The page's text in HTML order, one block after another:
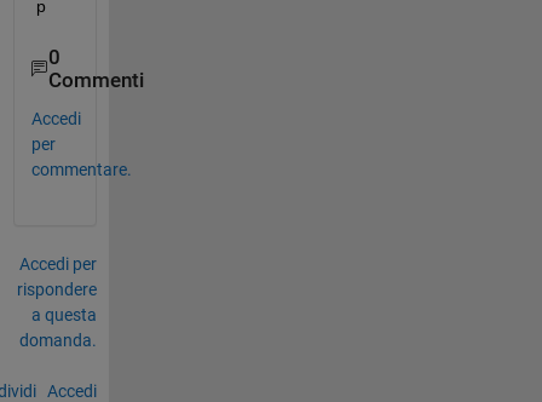
p
0
Commenti
Accedi
per
commentare.
Accedi per
rispondere
a questa
domanda.
Accedi